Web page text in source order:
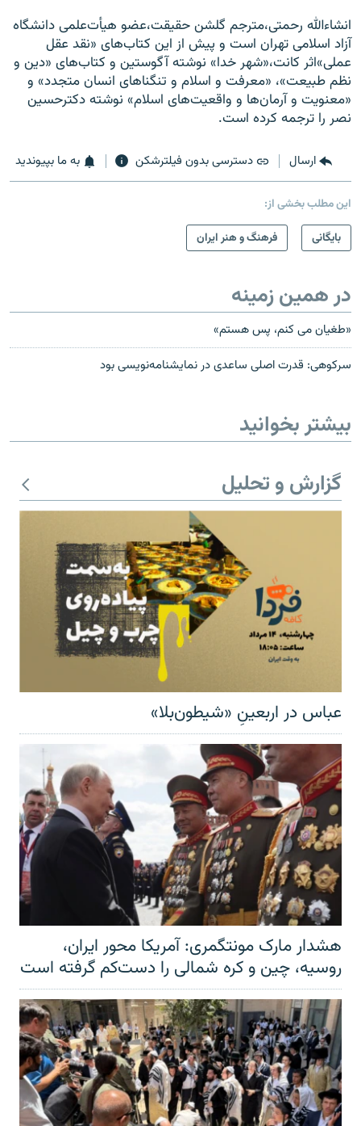
انشاء‌الله رحمتی،مترجم گلشن حقيقت،عضو هیأت‌علمی دانشگاه
آزاد اسلامی تهران است و پيش از اين کتاب‌های «نقد عقل
عملی»اثر کانت،«شهر خدا» نوشته‌ آگوستين و کتاب‌های «دين و
نظم طبيعت»، «معرفت و اسلام و تنگناهای انسان متجدد» و
«معنويت و آرمان‌ها و واقعيت‌های اسلام» نوشته دکترحسين
نصر را ترجمه کرده است.
ارسال دسترسی بدون فیلترشکن به ما بپیوندید
این مطلب بخشی از:
بایگانی
فرهنگ و هنر ایران
در همین زمینه
«طغیان می کنم، پس هستم»
سرکوهی: قدرت اصلی ساعدی در نمایشنامه‌نویسی بود
بیشتر بخوانید
گزارش و تحلیل
عباس در اربعینِ «شیطون‌بلا»
هشدار مارک مونتگمری: آمریکا محور ایران،
روسیه، چین و کره شمالی را دست‌کم گرفته است